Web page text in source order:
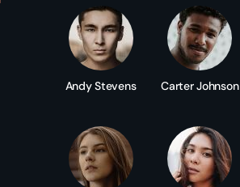
Andy Stevens Carter Johnson